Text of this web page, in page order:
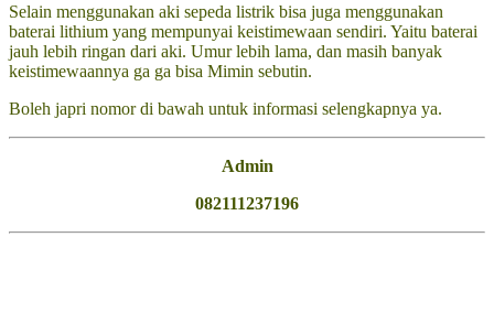
Selain menggunakan aki sepeda listrik bisa juga menggunakan
baterai lithium yang mempunyai keistimewaan sendiri. Yaitu baterai
jauh lebih ringan dari aki. Umur lebih lama, dan masih banyak
keistimewaannya ga ga bisa Mimin sebutin.
Boleh japri nomor di bawah untuk informasi selengkapnya ya.
Admin
082111237196